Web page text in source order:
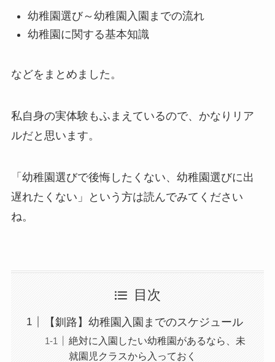
幼稚園選び～幼稚園入園までの流れ
幼稚園に関する基本知識
などをまとめました。
私自身の実体験もふまえているので、かなりリア
ルだと思います。
「幼稚園選びで後悔したくない、幼稚園選びに出
遅れたくない」という方は読んでみてください
ね。
目次
【釧路】幼稚園入園までのスケジュール
絶対に入園したい幼稚園があるなら、未
就園児クラスから入っておく